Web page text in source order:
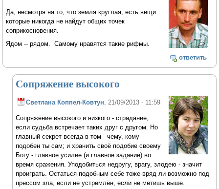
Да, несмотря на то, что земля круглая, есть вещи
которые никогда не найдут общих точек
соприкосновения.
Ядом -- рядом. Самому нравятся такие рифмы.
ответить
Сопряжение высокого
Светлана Коппел-Ковтун , 21/09/2013 - 11:59
Сопряжение высокого и низкого - страдание,
если судьба встречает таких друг с другом. Но
главный секрет всегда в том - чему, кому
подобен ты сам; и хранить своё подобие своему
Богу - главное усилие (и главное задание) во
время сражения. Уподобиться недругу, врагу, злодею - значит
проиграть. Остаться подобным себе тоже вряд ли возможно под
прессом зла, если не устремлён, если не метишь выше.